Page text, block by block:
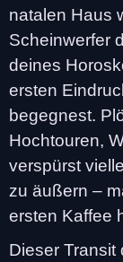
natalen Haus
Scheinwerfer
deines
ersten
begegnest.
Hochtouren,
verspürst
zu äußern –
ersten Kaffee
Dieser Transit